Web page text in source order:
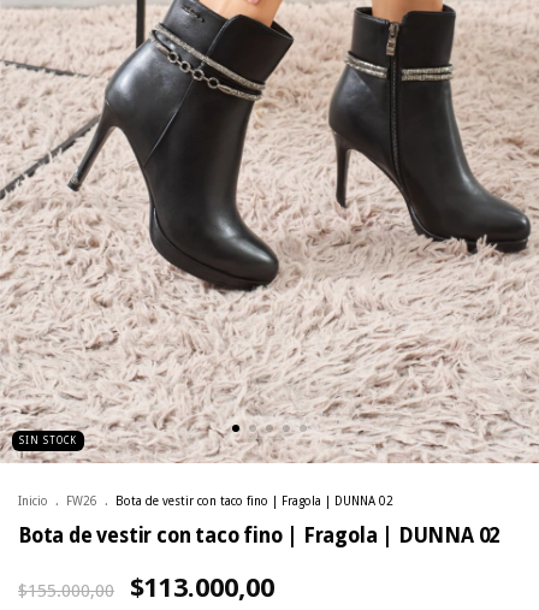
SIN STOCK
Inicio . FW26 . Bota de vestir con taco fino | Fragola | DUNNA 02
Bota de vestir con taco fino | Fragola | DUNNA 02
$155.000,00 $113.000,00